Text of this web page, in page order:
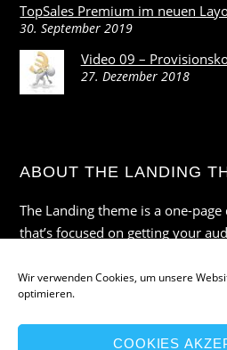
Wir verwenden Cookies, um unsere
optimieren.
COOKIES
TopSales Premium im neuen
30. September 2019
Video 09 –
27. Dezember 2018
ABOUT THE LANDING
The Landing theme is a one-
that’s focused on getting your
drag & drop Builder plugin, it
customize the look and feel of